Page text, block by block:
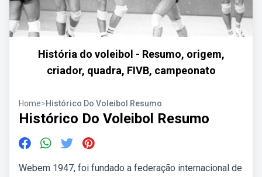
História do voleibol - Resumo, origem,
criador, quadra, FIVB, campeonato
Home>Histórico Do Voleibol Resumo
Histórico Do Voleibol Resumo
Webem 1947, foi fundado a federação internacional de